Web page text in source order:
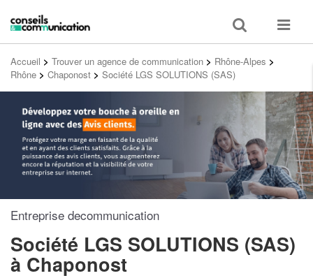
Toggle
search
Toggle
Accueil > Trouver un agence de communication > Rhône-Alpes >
Rhône > Chaponost > Société LGS SOLUTIONS (SAS)
Entreprise decommunication
Société LGS SOLUTIONS (SAS)
à Chaponost